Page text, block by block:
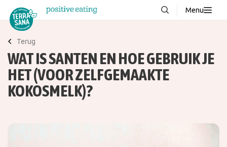
Menu
Over ons
Stories
FAQ
Terug
WAT IS SANTEN EN HOE GEBRUIK JE
HET (VOOR ZELFGEMAAKTE
KOKOSMELK)?